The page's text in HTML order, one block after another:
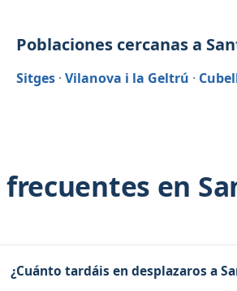
Poblaciones cercanas a
Sitges · Vilanova i la Geltrú ·
en
¿Cuánto tardáis en desplazaros a